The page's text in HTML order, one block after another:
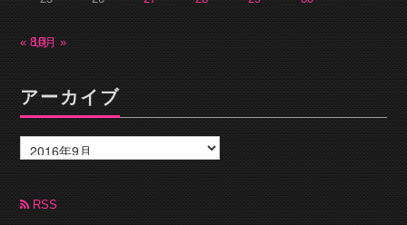
« 8月
10月 »
アーカイブ
ー
カ
ブRSS